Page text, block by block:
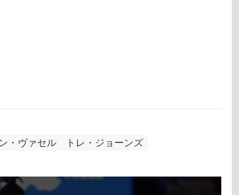
・ヴァセル トレ・ジョーンズ